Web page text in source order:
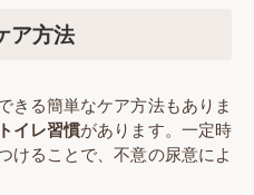
ア方法
きる簡単なケア方法もありま
イレ習慣があります。一定時
けることで、不意の尿意によ